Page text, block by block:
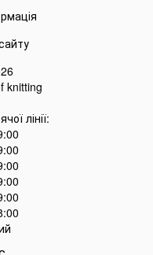
knitting
лінії: